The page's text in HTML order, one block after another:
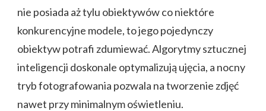
nie posiada aż tylu obiektywów co niektóre
konkurencyjne modele, to jego pojedynczy
obiektyw potrafi zdumiewać. Algorytmy sztucznej
inteligencji doskonale optymalizują ujęcia, a nocny
tryb fotografowania pozwala na tworzenie zdjęć
nawet przy minimalnym oświetleniu.